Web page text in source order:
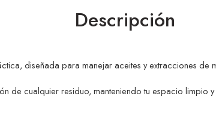
Descripción
diseñada para manejar aceites y extracciones
de cualquier residuo, manteniendo tu espacio limpio y